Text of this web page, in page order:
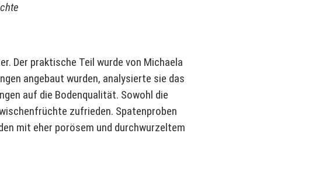
Der praktische Teil wurde von Michaela
angebaut wurden, analysierte sie das
auf die Bodenqualität. Sowohl die
zufrieden. Spatenproben
mit eher porösem und durchwurzeltem